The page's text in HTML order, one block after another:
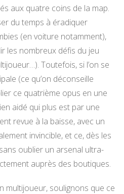
aux quatre coins de la map.
du temps à éradiquer
(en voiture notamment),
les nombreux défis du jeu
Toutefois, si l’on se
(ce qu’on déconseille
ce quatrième opus en une
aidé qui plus est par une
revue à la baisse, avec un
invincible, et ce, dès les
oublier un arsenal ultra-
auprès des boutiques.
multijoueur, soulignons que ce